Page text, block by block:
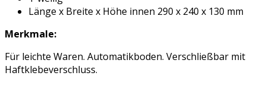
Länge x Breite x Höhe innen 290 x 240 x 130 mm
Merkmale:
Für leichte Waren. Automatikboden. Verschließbar mit
Haftklebeverschluss.